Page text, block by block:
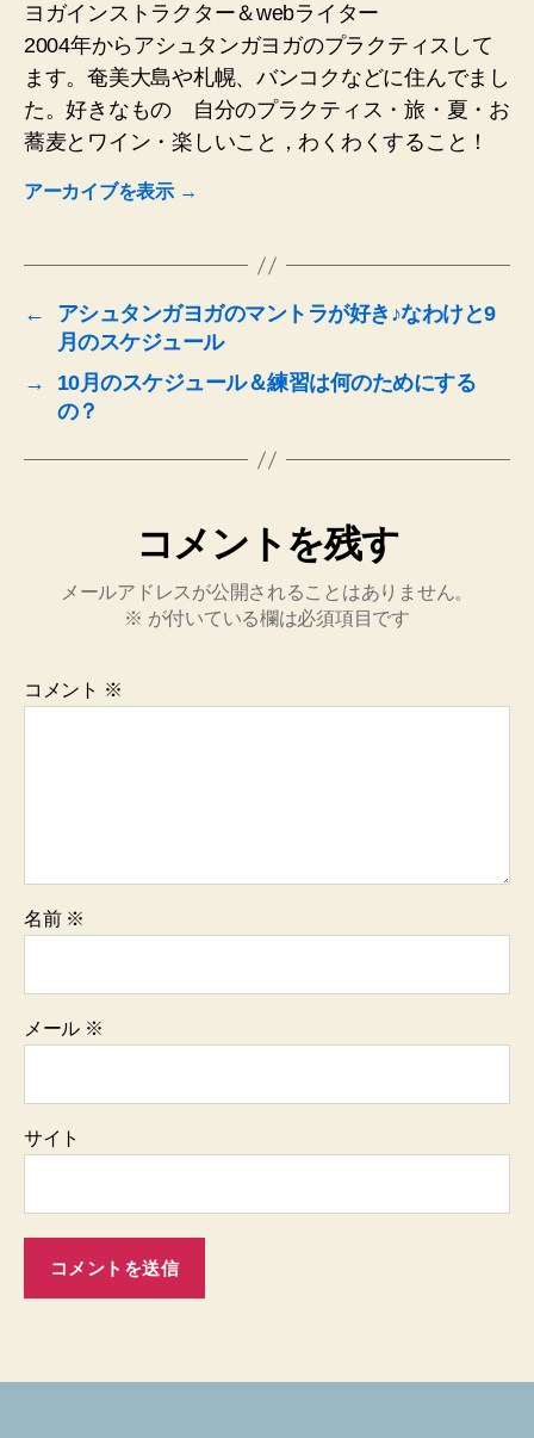
ヨガインストラクター＆webライター
2004年からアシュタンガヨガのプラクティスして
ます。奄美大島や札幌、バンコクなどに住んでまし
た。好きなもの 自分のプラクティス・旅・夏・お
蕎麦とワイン・楽しいこと，わくわくすること！
アーカイブを表示 →
←
アシュタンガヨガのマントラが好き♪なわけと9
月のスケジュール
→
10月のスケジュール＆練習は何のためにする
の？
コメントを残す
メールアドレスが公開されることはありません。
※ が付いている欄は必須項目です
コメント ※
名前 ※
メール ※
サイト